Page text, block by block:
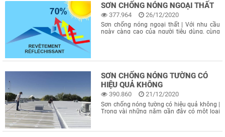
SƠN CHỐNG NÓNG NGOẠI THẤT
377.964 26/12/2020
Sơn chống nóng ngoại thất | Với nhu cầu
ngày càng cao của người tiêu dùng, cùng
càng vượt trội hơn. Một trong
SƠN CHỐNG NÓNG TƯỜNG CÓ
HIỆU QUẢ KHÔNG
390.860 21/12/2020
Sơn chống nóng tường có hiệu quả không |
Trong vài những năm gần đây có một loại
Nó được quảng cáo mạnh mẽ có thể giảm